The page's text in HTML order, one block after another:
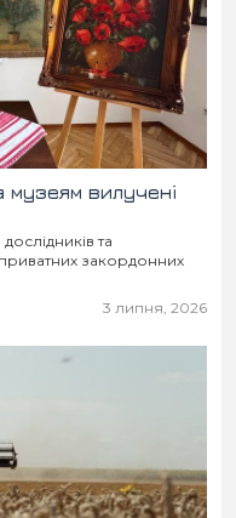
музеям вилучені
та
приватних закордонних
3 липня, 2026